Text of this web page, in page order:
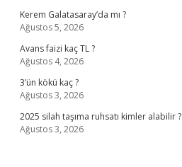
Kerem Galatasaray’da mı ?
Ağustos 5, 2026
Avans faizi kaç TL ?
Ağustos 4, 2026
3’ün kökü kaç ?
Ağustos 3, 2026
2025 silah taşıma ruhsatı kimler alabilir ?
Ağustos 3, 2026